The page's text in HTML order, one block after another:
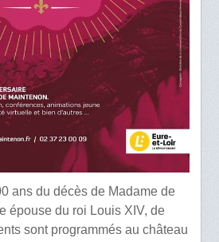
ans du décès de Madame de
épouse du roi Louis XIV, de
sont programmés au château